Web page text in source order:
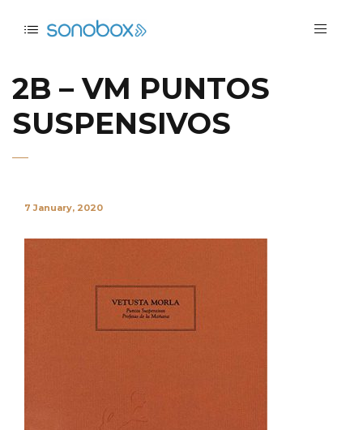
2B – VM PUNTOS
SUSPENSIVOS
7 January, 2020